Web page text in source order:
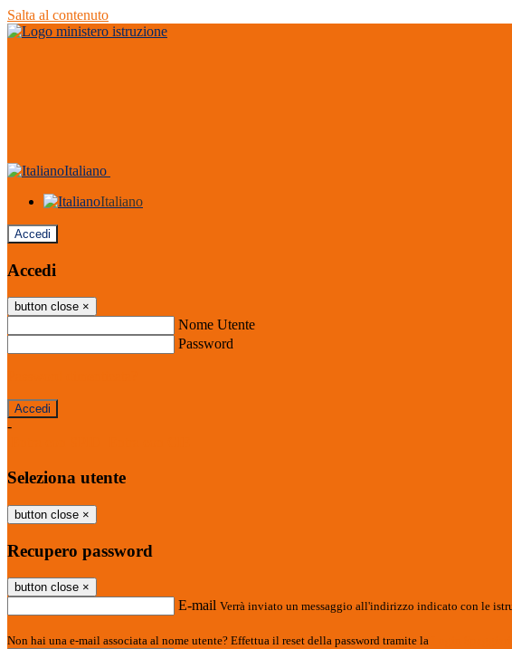
Salta al contenuto
Italiano
Italiano
Accedi
Accedi
button close ×
Nome Utente
Password
-
Seleziona utente
button close ×
Recupero password
button close ×
E-mail Verrà inviato un messaggio all'indirizzo indicato con le
Non hai una e-mail associata al nome utente? Effettua il reset della password tramite la